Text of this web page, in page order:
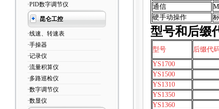
·PID数字调节仪
昆仑工控
·线速、转速表
·手操器
·记录仪
·流量积算仪
·多路巡检仪
·数字调节仪
·数显仪
通信
硬手动操作
型号和后缀
型号
后缀代
YS1700
YS1500
YS1310
YS1350
YS1360